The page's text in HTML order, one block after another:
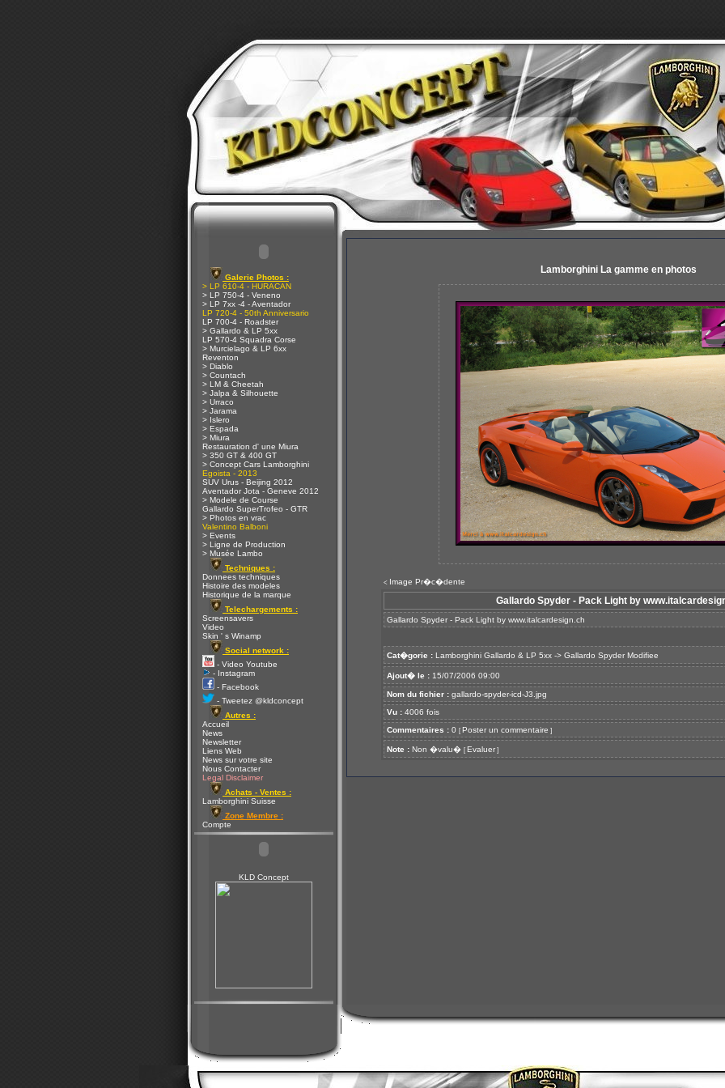
Galerie Photos :
> LP 610-4 - HURACAN
> LP 750-4 - Veneno
> LP 7xx -4 - Aventador
LP 720-4 - 50th Anniversario
LP 700-4 - Roadster
> Gallardo & LP 5xx
LP 570-4 Squadra Corse
> Murcielago & LP 6xx
Reventon
> Diablo
> Countach
> LM & Cheetah
> Jalpa & Silhouette
> Urraco
> Jarama
> Islero
> Espada
> Miura
Restauration d' une Miura
> 350 GT & 400 GT
> Concept Cars Lamborghini
Egoista - 2013
SUV Urus - Beijing 2012
Aventador Jota - Geneve 2012
> Modele de Course
Gallardo SuperTrofeo - GTR
> Photos en vrac
Valentino Balboni
> Events
> Ligne de Production
> Musée Lambo
Techniques :
Donnees techniques
Histoire des modeles
Historique de la marque
Telechargements :
Screensavers
Video
Skin ' s Winamp
Social network :
- Video Youtube
- Instagram
- Facebook
- Tweetez @kldconcept
Autres :
Accueil
News
Newsletter
Liens Web
News sur votre site
Nous Contacter
Legal Disclaimer
Achats - Ventes :
Lamborghini Suisse
Zone Membre :
Compte
KLD Concept
Lamborghini La gamme en photos
< Image Pr�c�dente
Gallardo Spyder - Pack Light by
Gallardo Spyder - Pack Light by www.italcardesign.ch
Cat�gorie : Lamborghini Gallardo & LP 5xx -> Gallardo Spyder Modifiee
Ajout� le : 15/07/2006 09:00
Nom du fichier : gallardo-spyder-icd-J3.jpg
Vu : 4006 fois
Commentaires : 0 [ Poster un commentaire ]
Note : Non �valu� [ Evaluer ]